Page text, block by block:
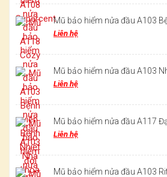
Mũ bảo hiểm nửa đầu A103
Liên hệ
Mũ bảo hiểm nửa đầu A103
Liên hệ
Mũ bảo hiểm nửa đầu A117
Liên hệ
Mũ bảo hiểm nửa đầu A103